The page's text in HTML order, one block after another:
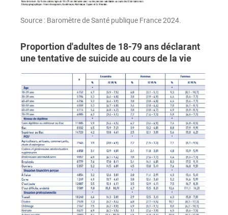
Source : Baromètre de Santé publique France 2024.
Proportion d'adultes de 18-79 ans déclarant
une tentative de suicide au cours de la vie